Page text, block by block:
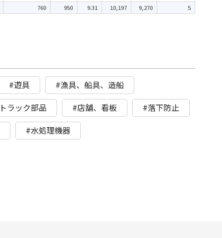
760
950 9.31 10,197 9,270 5
#遊具
#漁具、船具、造船
ラック部品
#店舗、看板
#落下防止
#水処理機器